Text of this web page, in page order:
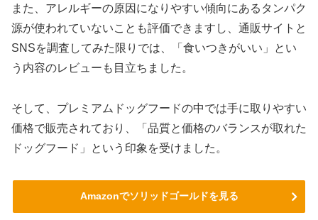
また、アレルギーの原因になりやすい傾向にあるタンパク
源が使われていないことも評価できますし、通販サイトと
SNSを調査してみた限りでは、「食いつきがいい」とい
う内容のレビューも目立ちました。
そして、プレミアムドッグフードの中では手に取りやすい
価格で販売されており、「品質と価格のバランスが取れた
ドッグフード」という印象を受けました。
Amazonでソリッドゴールドを見る